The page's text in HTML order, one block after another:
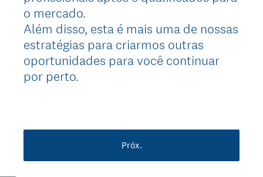
o mercado.
Além disso, esta é mais uma de nossas
estratégias para criarmos outras
oportunidades para você continuar
por perto.
Próx.